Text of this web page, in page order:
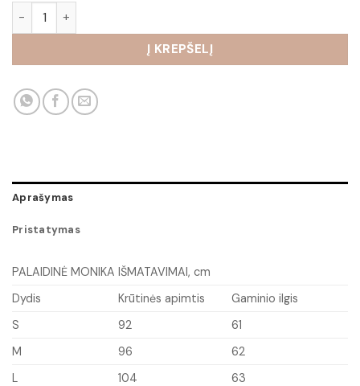
produkto kiekis: Palaidinė Monika
Į KREPŠELĮ
Aprašymas
Pristatymas
PALAIDINĖ MONIKA IŠMATAVIMAI, cm
Dydis
Krūtinės apimtis
Gaminio ilgis
S
92
61
M
96
62
L
104
63